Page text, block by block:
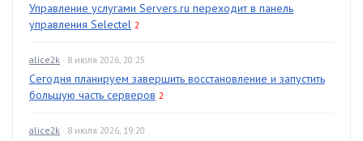
Управление услугами Servers.ru переходит в панель
управления Selectel 2
alice2k · 8 июля 2026, 20:25
Сегодня планируем завершить восстановление и запустить
большую часть серверов 2
alice2k · 8 июля 2026, 19:20